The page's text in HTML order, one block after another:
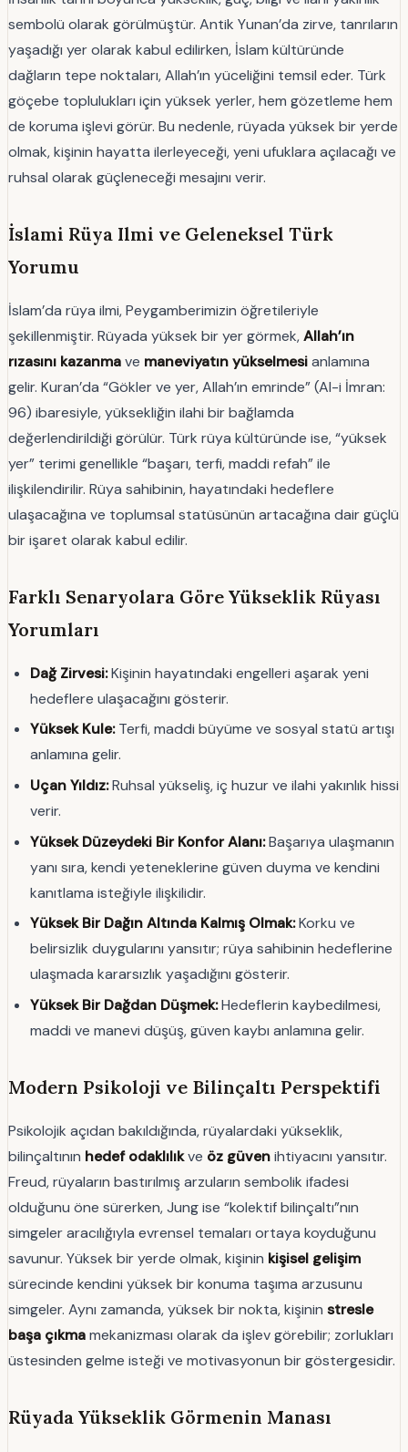
sembolü olarak görülmüştür. Antik Yunan’da zirve, tanrıların
yaşadığı yer olarak kabul edilirken, İslam kültüründe
dağların tepe noktaları, Allah’ın yüceliğini temsil eder. Türk
göçebe toplulukları için yüksek yerler, hem gözetleme hem
de koruma işlevi görür. Bu nedenle, rüyada yüksek bir yerde
olmak, kişinin hayatta ilerleyeceği, yeni ufuklara açılacağı ve
ruhsal olarak güçleneceği mesajını verir.
İslami Rüya Ilmi ve Geleneksel Türk
Yorumu
İslam’da rüya ilmi, Peygamberimizin öğretileriyle
şekillenmiştir. Rüyada yüksek bir yer görmek,Allah’ın
rızasını kazanmave maneviyatın yükselmesianlamına
gelir. Kuran’da “Gökler ve yer, Allah’ın emrinde” (Al-i İmran:
96) ibaresiyle, yüksekliğin ilahi bir bağlamda
değerlendirildiği görülür. Türk rüya kültüründe ise, “yüksek
yer” terimi genellikle “başarı, terfi, maddi refah” ile
ilişkilendirilir. Rüya sahibinin, hayatındaki hedeflere
ulaşacağına ve toplumsal statüsünün artacağına dair güçlü
bir işaret olarak kabul edilir.
Farklı Senaryolara Göre Yükseklik Rüyası
Yorumları
Dağ Zirvesi:Kişinin hayatındaki engelleri aşarak yeni
hedeflere ulaşacağını gösterir.
Yüksek Kule:Terfi, maddi büyüme ve sosyal statü artışı
anlamına gelir.
Uçan Yıldız:Ruhsal yükseliş, iç huzur ve ilahi yakınlık hissi
verir.
Yüksek Düzeydeki Bir Konfor Alanı:Başarıya ulaşmanın
yanı sıra, kendi yeteneklerine güven duyma ve kendini
kanıtlama isteğiyle ilişkilidir.
Yüksek Bir Dağın Altında Kalmış Olmak:Korku ve
belirsizlik duygularını yansıtır; rüya sahibinin hedeflerine
ulaşmada kararsızlık yaşadığını gösterir.
Yüksek Bir Dağdan Düşmek:Hedeflerin kaybedilmesi,
maddi ve manevi düşüş, güven kaybı anlamına gelir.
Modern Psikoloji ve Bilinçaltı Perspektifi
Psikolojik açıdan bakıldığında, rüyalardaki yükseklik,
bilinçaltının hedef odaklılıkve öz güvenihtiyacını yansıtır.
Freud, rüyaların bastırılmış arzuların sembolik ifadesi
olduğunu öne sürerken, Jung ise “kolektif bilinçaltı”nın
simgeler aracılığıyla evrensel temaları ortaya koyduğunu
savunur. Yüksek bir yerde olmak, kişinin kişisel gelişim
sürecinde kendini yüksek bir konuma taşıma arzusunu
simgeler. Aynı zamanda, yüksek bir nokta, kişinin stresle
başa çıkmamekanizması olarak da işlev görebilir; zorlukları
üstesinden gelme isteği ve motivasyonun bir göstergesidir.
Rüyada Yükseklik Görmenin Manası